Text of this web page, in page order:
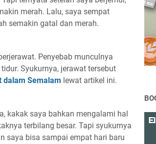
merah. Lalu, saya sempat
semakin gatal dan merah.
Penyebab munculnya
Syukurnya, jerawat tersebut
dalam Semalam lewat artikel ini.
kakak saya bahkan mengalami hal
terbilang besar. Tapi syukurnya
saya bisa sampai empat hari baru